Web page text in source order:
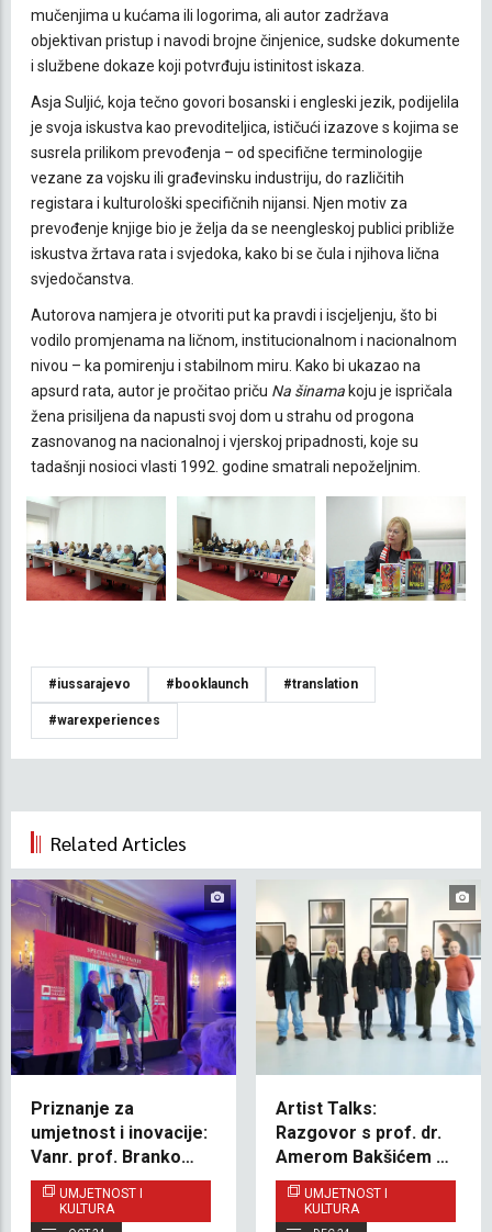
mučenjima u kućama ili logorima, ali autor zadržava
objektivan pristup i navodi brojne činjenice, sudske dokumente
i službene dokaze koji potvrđuju istinitost iskaza.
Asja Suljić, koja tečno govori bosanski i engleski jezik, podijelila
je svoja iskustva kao prevoditeljica, ističući izazove s kojima se
susrela prilikom prevođenja – od specifične terminologije
vezane za vojsku ili građevinsku industriju, do različitih
registara i kulturološki specifičnih nijansi. Njen motiv za
prevođenje knjige bio je želja da se neengleskoj publici približe
iskustva žrtava rata i svjedoka, kako bi se čula i njihova lična
svjedočanstva.
Autorova namjera je otvoriti put ka pravdi i iscjeljenju, što bi
vodilo promjenama na ličnom, institucionalnom i nacionalnom
nivou – ka pomirenju i stabilnom miru. Kako bi ukazao na
apsurd rata, autor je pročitao priču Na šinamakoju je ispričala
žena prisiljena da napusti svoj dom u strahu od progona
zasnovanog na nacionalnoj i vjerskoj pripadnosti, koje su
tadašnji nosioci vlasti 1992. godine smatrali nepoželjnim.
#iussarajevo #booklaunch #translation
#warexperiences
Related Articles
Priznanje za
umjetnost i inovacije:
Vanr. prof. Branko
Vekić dobio nagradu
Narodnog pozorišta
UMJETNOST I
KULTURA
Artist Talks:
Razgovor s prof. dr.
Amerom Bakšićem u
Umjetničkoj galeriji
IUS-a
UMJETNOST I
KULTURA